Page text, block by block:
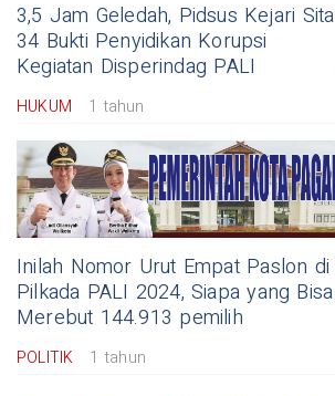
3,5 Jam Geledah, Pidsus Kejari Sita
34 Bukti Penyidikan Korupsi
Kegiatan Disperindag PALI
HUKUM 1 tahun
Inilah Nomor Urut Empat Paslon di
Pilkada PALI 2024, Siapa yang Bisa
Merebut 144.913 pemilih
POLITIK 1 tahun